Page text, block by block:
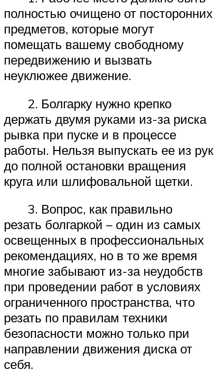
полностью очищено от посторонних
предметов, которые могут
помещать вашему свободному
передвижению и вызвать
неуклюжее движение.
2. Болгарку нужно крепко
держать двумя руками из-за риска
рывка при пуске и в процессе
работы. Нельзя выпускать ее из рук
до полной остановки вращения
круга или шлифовальной щетки.
3. Вопрос, как правильно
резать болгаркой – один из самых
освещенных в профессиональных
рекомендациях, но в то же время
многие забывают из-за неудобств
при проведении работ в условиях
ограниченного пространства, что
резать по правилам техники
безопасности можно только при
направлении движения диска от
себя.